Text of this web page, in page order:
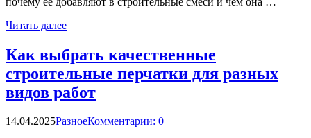
Читать далее
Как выбрать качественные
строительные перчатки для разных
видов работ
14.04.2025РазноеКомментарии: 0